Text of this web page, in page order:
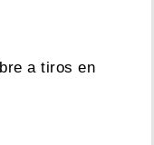
a tiros en